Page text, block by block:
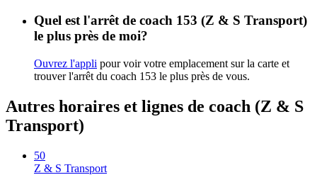
Quel est l'arrêt de coach 153 (Z & S Transport)
le plus près de moi?
Ouvrez l'appli pour voir votre emplacement sur la carte et
trouver l'arrêt du coach 153 le plus près de vous.
Autres horaires et lignes de coach (Z & S
Transport)
50
Z & S Transport